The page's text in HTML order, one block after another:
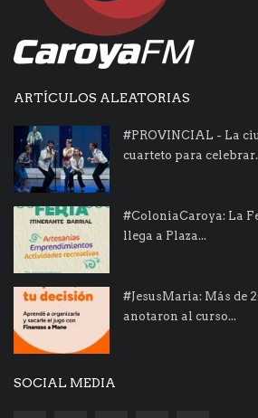
ARTÍCULOS ALEATORIAS
#PROVINCIAL - La
cuarteto para
#ColoniaCaroya: La
llega a Plaza...
#JesusMaria: Más de
anotaron al curso...
SOCIAL MEDIA